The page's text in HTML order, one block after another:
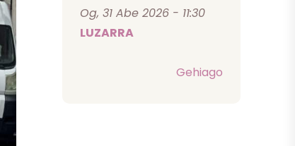
Og, 31 Abe 2026 - 11:30
LUZARRA
Gehiago